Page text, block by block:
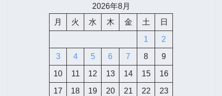
2026年8月
月
火 水 木 金 土 日
1 2
3 4 5 6 7 8 9
10 11 12 13 14 15 16
17 18 19 20 21 22 23